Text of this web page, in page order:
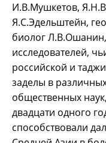
И.В.Мушкетов,
Я.С.Эдельштейн,
биолог Л.В.Ошанин,
исследователей,
российской и
заделы в
общественных
двадцати одного
способствовали